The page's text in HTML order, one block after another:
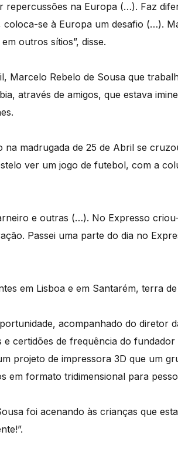
repercussões na Europa (…). Faz
se à Europa um desafio (…).
outros sítios”, disse.
Marcelo Rebelo de Sousa que
através de amigos, que estava
madrugada de 25 de Abril se
ver um jogo de futebol, com a
e outras (…). No Expresso
Passei uma parte do dia no
em Lisboa e em Santarém, terra
acompanhado do diretor
certidões de frequência do fundador
projeto de impressora 3D que um
em formato tridimensional para
foi acenando às crianças que